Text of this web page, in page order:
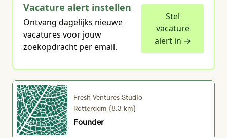
Vacature alert instellen
Ontvang dagelijks nieuwe
vacatures voor jouw
zoekopdracht per email.
Stel
vacature
alert in →
Fresh Ventures Studio
Rotterdam (8.3 km)
Founder